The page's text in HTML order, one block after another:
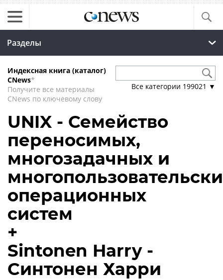
Разделы
Индексная книга (каталог)
CNews*
Получите все материалы
CNews по ключевому слову
Все категории 199021 ▼
UNIX - Семейство
переносимых,
многозадачных и
операционных
систем
+
Sintonen Harry -
Синтонен Харри